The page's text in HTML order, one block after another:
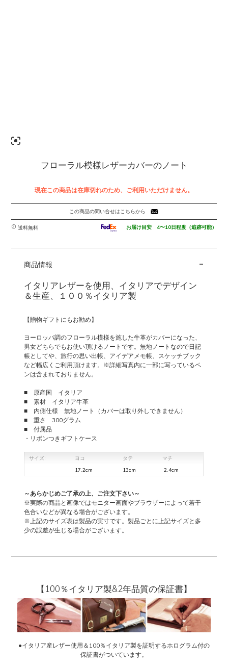
フローラル模様レザーカバーのノート
現在この商品は在庫切れのため、ご利用いただけません。
この商品の問い合せはこちらから
送料無料 お届け目安 4〜10日程度（追跡可能）
商品情報 -
イタリアレザーを使用、イタリアでデザイン
＆生産、１００％イタリア製
【贈物ギフトにもお勧め】
ヨーロッパ調のフローラル模様を施した牛革がカバーになった、
男女どちらでもお使い頂けるノートです。無地ノートなので日記
帳としてや、旅行の思い出帳、アイデアメモ帳、スケッチブック
など幅広くご利用頂けます。※詳細写真内に一部に写っているペ
ンは含まれておりません。
■ 原産国 イタリア
■ 素材 イタリア牛革
■ 内側仕様 無地ノート（カバーは取り外しできません）
■ 重さ 300グラム
■ 付属品
・リボンつきギフトケース
サイズ: ヨコ タテ
マチ
17.2cm
13cm 2.4cm
～あらかじめご了承の上、ご注文下さい～
※実際の商品と画像ではモニター画面やブラウザーによって若干
色合いなどが異なる場合がございます。
※上記のサイズ表は製品の実寸です。製品ごとに上記サイズと多
少の誤差が生じる場合がございます。
【100％イタリア製&2年品質の保証書】
●イタリア産レザー使用＆100％イタリア製を証明するホログラム付の
保証書がついています。